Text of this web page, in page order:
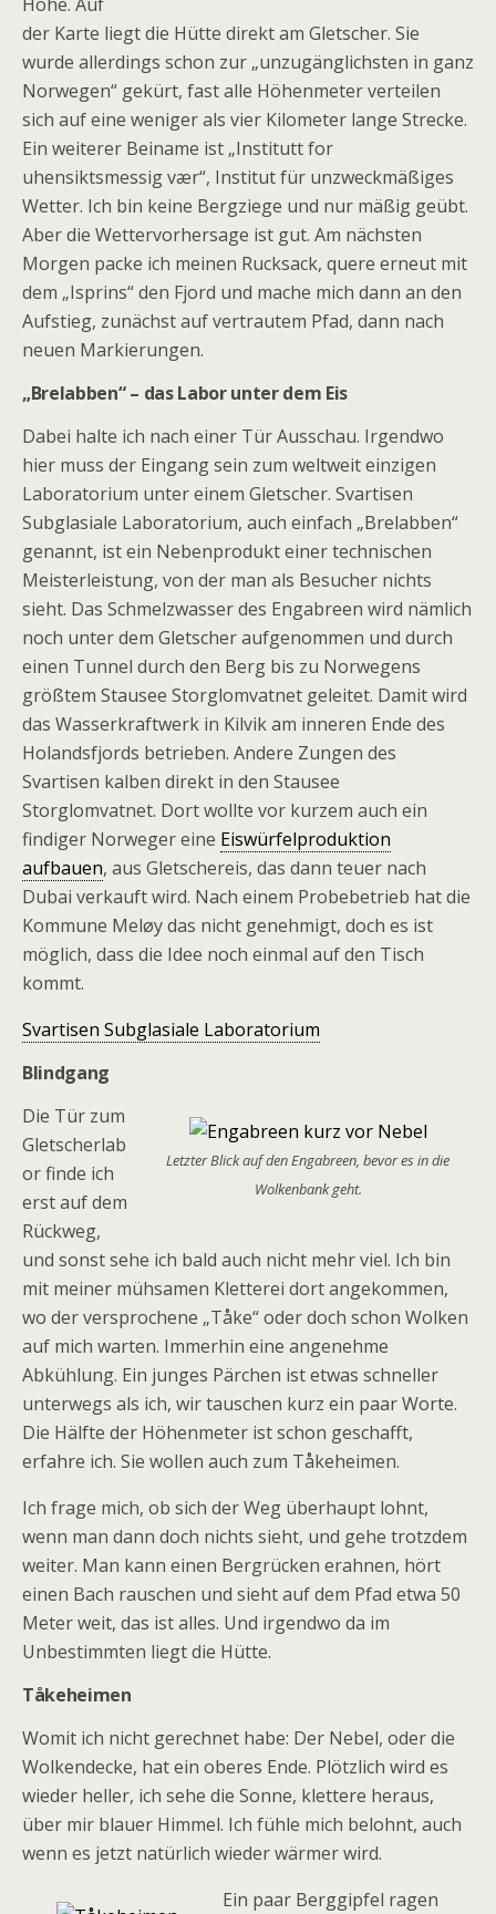
der Karte liegt die Hütte direkt am Gletscher. Sie
wurde allerdings schon zur „unzugänglichsten in ganz
Norwegen“ gekürt, fast alle Höhenmeter verteilen
sich auf eine weniger als vier Kilometer lange Strecke.
Ein weiterer Beiname ist „Institutt for
uhensiktsmessig vær“, Institut für unzweckmäßiges
Wetter. Ich bin keine Bergziege und nur mäßig geübt.
Aber die Wettervorhersage ist gut. Am nächsten
Morgen packe ich meinen Rucksack, quere erneut mit
dem „Isprins“ den Fjord und mache mich dann an den
Aufstieg, zunächst auf vertrautem Pfad, dann nach
neuen Markierungen.
„Brelabben“ – das Labor unter dem Eis
Dabei halte ich nach einer Tür Ausschau. Irgendwo
hier muss der Eingang sein zum weltweit einzigen
Laboratorium unter einem Gletscher. Svartisen
Subglasiale Laboratorium, auch einfach „Brelabben“
genannt, ist ein Nebenprodukt einer technischen
Meisterleistung, von der man als Besucher nichts
sieht. Das Schmelzwasser des Engabreen wird nämlich
noch unter dem Gletscher aufgenommen und durch
einen Tunnel durch den Berg bis zu Norwegens
größtem Stausee Storglomvatnet geleitet. Damit wird
das Wasserkraftwerk in Kilvik am inneren Ende des
Holandsfjords betrieben. Andere Zungen des
Svartisen kalben direkt in den Stausee
Storglomvatnet. Dort wollte vor kurzem auch ein
findiger Norweger eine Eiswürfelproduktion
aufbauen, aus Gletschereis, das dann teuer nach
Dubai verkauft wird. Nach einem Probebetrieb hat die
Kommune Meløy das nicht genehmigt, doch es ist
möglich, dass die Idee noch einmal auf den Tisch
kommt.
Svartisen Subglasiale Laboratorium
Blindgang
Letzter Blick auf den Engabreen, bevor es in die
Wolkenbank geht.
Die Tür zum
Gletscherlab
or finde ich
erst auf dem
Rückweg,
und sonst sehe ich bald auch nicht mehr viel. Ich bin
mit meiner mühsamen Kletterei dort angekommen,
wo der versprochene „Tåke“oder doch schon Wolken
auf mich warten. Immerhin eine angenehme
Abkühlung. Ein junges Pärchen ist etwas schneller
unterwegs als ich, wir tauschen kurz ein paar Worte.
Die Hälfte der Höhenmeter ist schon geschafft,
erfahre ich. Sie wollen auch zum Tåkeheimen.
Ich frage mich, ob sich der Weg überhaupt lohnt,
wenn man dann doch nichts sieht, und gehe trotzdem
weiter. Man kann einen Bergrücken erahnen, hört
einen Bach rauschen und sieht auf dem Pfad etwa 50
Meter weit, das ist alles. Und irgendwo da im
Unbestimmten liegt die Hütte.
Tåkeheimen
Womit ich nicht gerechnet habe: Der Nebel, oder die
Wolkendecke, hat ein oberes Ende. Plötzlich wird es
wieder heller, ich sehe die Sonne, klettere heraus,
über mir blauer Himmel. Ich fühle mich belohnt, auch
wenn es jetzt natürlich wieder wärmer wird.
Ein paar Berggipfel ragen